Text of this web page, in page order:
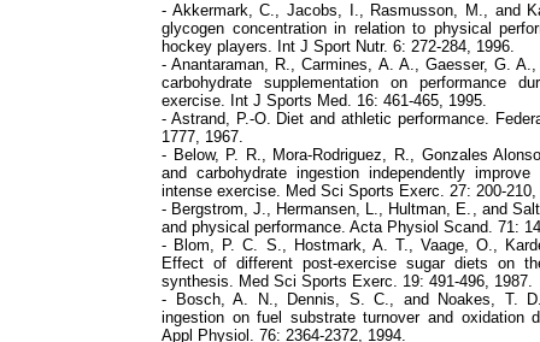
- Akkermark, C., Jacobs, I., Rasmusson, M., and
glycogen concentration in relation to physical
hockey players. Int J Sport Nutr. 6: 272-284, 1996.
- Anantaraman, R., Carmines, A. A., Gaesser, G.
carbohydrate supplementation on performance
exercise. Int J Sports Med. 16: 461-465, 1995.
- Astrand, P.-O. Diet and athletic performance.
1777, 1967.
- Below, P. R., Mora-Rodriguez, R., Gonzales
and carbohydrate ingestion independently
intense exercise. Med Sci Sports Exerc. 27: 200-210,
- Bergstrom, J., Hermansen, L., Hultman, E., and
and physical performance. Acta Physiol Scand. 71:
- Blom, P. C. S., Hostmark, A. T., Vaage, O.,
Effect of different post-exercise sugar diets on
synthesis. Med Sci Sports Exerc. 19: 491-496, 1987.
- Bosch, A. N., Dennis, S. C., and Noakes, T.
ingestion on fuel substrate turnover and oxidation
Appl Physiol. 76: 2364-2372, 1994.